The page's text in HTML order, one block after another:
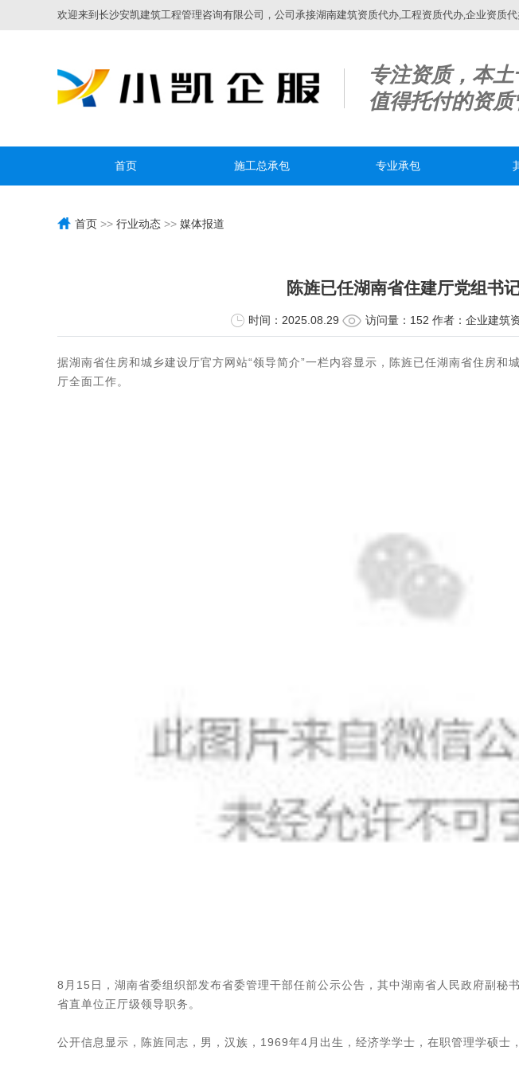
欢迎来到长沙安凯建筑工程管理咨询有限公司，公司承接湖南建筑资质代办,工程资质代办,企业资质
专注资质，本
值得托付的资质
首页 施工总承包 专业承包
首页 >> 行业动态 >> 媒体报道
陈旌已任湖南省住建厅党组书
时间：2025.08.29 访问量：152 作者：企业建筑
据湖南省住房和城乡建设厅官方网站“领导简介”一栏内容显示，陈旌已任湖南省住房和
厅全面工作。
8月15日，湖南省委组织部发布省委管理干部任前公示公告，其中湖南省人民政府副秘
省直单位正厅级领导职务。
公开信息显示，陈旌同志，男，汉族，1969年4月出生，经济学学士，在职管理学硕士